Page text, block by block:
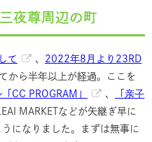
夜尊周辺の町
て 、 2022年8月より23RD
から半年以上が経過。ここを
CC PROGRAM」 、
「亲子
MARKETなどが矢継ぎ早に
になりました。まずは無事に